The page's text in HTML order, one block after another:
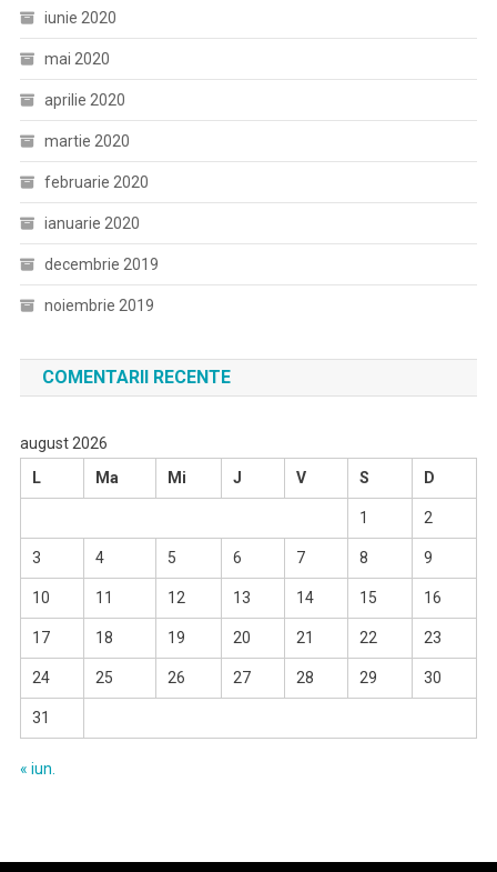
iunie 2020
mai 2020
aprilie 2020
martie 2020
februarie 2020
ianuarie 2020
decembrie 2019
noiembrie 2019
COMENTARII RECENTE
august 2026
L
Ma Mi J V S D
1 2
3 4 5 6 7 8 9
10 11 12 13 14 15 16
17 18 19 20 21 22 23
24 25 26 27 28 29 30
31
« iun.